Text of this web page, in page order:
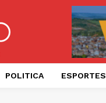
POLITICA ESPORTES